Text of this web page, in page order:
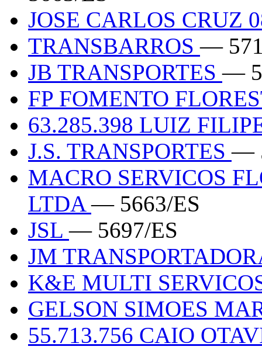
JOSE CARLOS CRUZ
TRANSBARROS—
JB TRANSPORTES—
FP FOMENTO
63.285.398 LUIZ
J.S. TRANSPORTES—
MACRO SERVICOS
LTDA— 5663/ES
JSL— 5697/ES
JM
K&E MULTI
GELSON SIMOES
55.713.756 CAIO